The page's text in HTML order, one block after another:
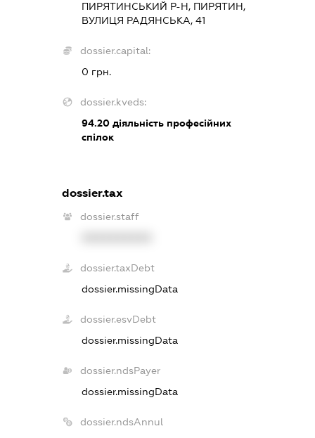
ПИРЯТИНСЬКИЙ Р-Н, ПИРЯТИН,
ВУЛИЦЯ РАДЯНСЬКА, 41
dossier.capital:
0 грн.
dossier.kveds:
94.20 діяльність професійних
спілок
dossier.tax
dossier.staff
dossier.taxDebt
dossier.missingData
dossier.esvDebt
dossier.missingData
dossier.ndsPayer
dossier.missingData
dossier.ndsAnnul